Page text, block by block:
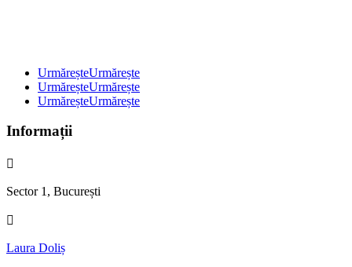
UrmăreșteUrmărește
UrmăreșteUrmărește
UrmăreșteUrmărește
Informații

Sector 1, București

Laura Doliș